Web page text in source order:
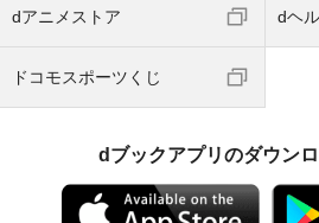
dアニメストア dヘ
ドコモスポーツくじ
dブックアプリのダウン